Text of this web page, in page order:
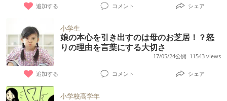
追加する コメント シェア
小学生
娘の本心を引き出すのは母のお芝居！？怒
りの理由を言葉にする大切さ
17/05/24公開 11543 views
追加する コメント シェア
小学校高学年